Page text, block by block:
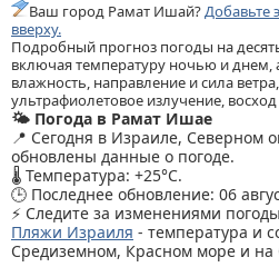
Ваш город Рамат Ишай?Добавьте
вверху.
Подробный прогноз погоды на
включая температуру ночью и днем,
влажность, направление и сила
ультрафиолетовое излучение, восход
🌤️ Погода в Рамат Ишае
📍 Сегодня в Израиле, Северном
обновлены данные о погоде.
🌡️ Температура: +25°C.
🕒 Последнее обновление: 06
⚡ Следите за изменениями
Пляжи Израиля - температура и
Средиземном, Красном море и на